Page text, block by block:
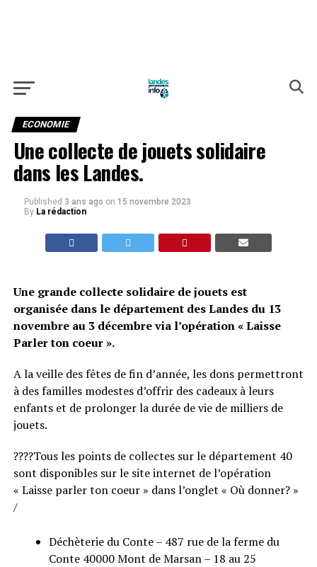
ECONOMIE
Une collecte de jouets solidaire
dans les Landes.
Published 3 ans ago on 15 novembre 2023
By La rédaction
Une grande collecte solidaire de jouets est
organisée dans le département des Landes du 13
novembre au 3 décembre via l’opération « Laisse
Parler ton coeur ».
A la veille des fêtes de fin d’année, les dons permettront
à des familles modestes d’offrir des cadeaux à leurs
enfants et de prolonger la durée de vie de milliers de
jouets.
????Tous les points de collectes sur le département 40
sont disponibles sur le site internet de l’opération
« Laisse parler ton coeur » dans l’onglet « Où donner? »
/
Déchèterie du Conte – 487 rue de la ferme du
Conte 40000 Mont de Marsan – 18 au 25